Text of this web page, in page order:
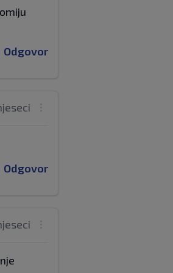
Odgovor
Odgovor